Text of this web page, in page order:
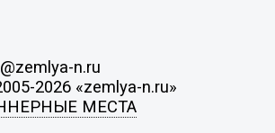
n.ru
2026 «zemlya-n.ru»
МЕСТА